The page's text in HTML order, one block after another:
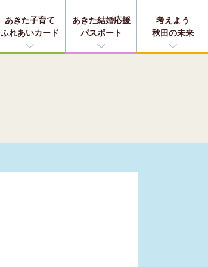
あきた子育て
ふれあいカード
あきた結婚応援
パスポート
考えよう
秋田の未来